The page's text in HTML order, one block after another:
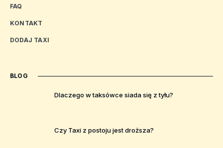
FAQ
KONTAKT
DODAJ TAXI
BLOG
Dlaczego w taksówce siada się z tyłu?
Czy Taxi z postoju jest droższa?